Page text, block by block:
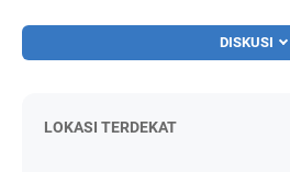
DISKUSI
LOKASI TERDEKAT